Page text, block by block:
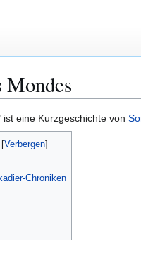
Mondes
eine Kurzgeschichte von
Chroniken